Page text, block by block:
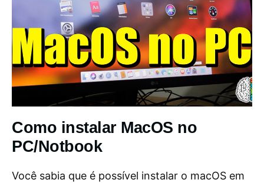
Como instalar MacOS no
PC/Notbook
Você sabia que é possível instalar o macOS em